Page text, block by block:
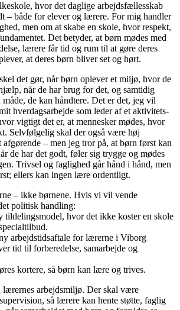
hvor det daglige arbejdsfællesskab
– både for elever og lærere. For mig handler
men om at skabe en skole, hvor respekt,
Det betyder, at børn mødes med
lærere får tid og rum til at gøre deres
at deres børn bliver set og hørt.
det gør, når børn oplever et miljø, hvor de
når de har brug for det, og samtidig
de kan håndtere. Det er det, jeg vil
hverdagsarbejde som leder af et aktivitets-
vigtigt det er, at mennesker mødes, hvor
Selvfølgelig skal der også være høj
– men jeg tror på, at børn først kan
de har det godt, føler sig trygge og mødes
Trivsel og faglighed går hånd i hånd, men
ellers kan ingen lære ordentligt.
– ikke børnene. Hvis vi vil vende
politisk handling:
tildelingsmodel, hvor det ikke koster en skole
arbejdstidsaftale for lærerne i Viborg
tid til forberedelse, samarbejde og
kortere, så børn kan lære og trives.
lærernes arbejdsmiljø. Der skal være
så lærere kan hente støtte, faglig